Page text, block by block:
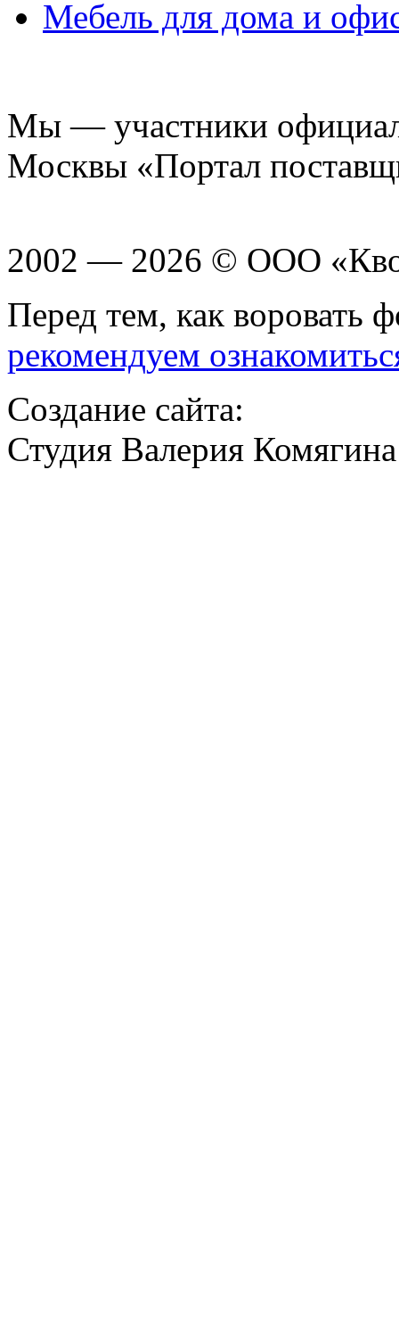
Мебель для дома и
Мы — участники
Москвы «Портал
2002 — 2026 © ООО
Перед тем, как воровать
рекомендуем
Создание сайта:
Студия Валерия Комягина